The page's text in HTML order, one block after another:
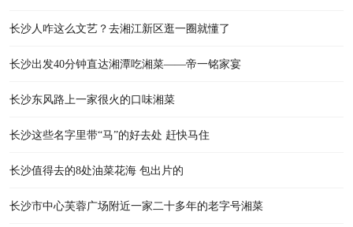
长沙人咋这么文艺？去湘江新区逛一圈就懂了
长沙出发40分钟直达湘潭吃湘菜——帝一铭家宴
长沙东风路上一家很火的口味湘菜
长沙这些名字里带“马”的好去处 赶快马住
长沙值得去的8处油菜花海 包出片的
长沙市中心芙蓉广场附近一家二十多年的老字号湘菜